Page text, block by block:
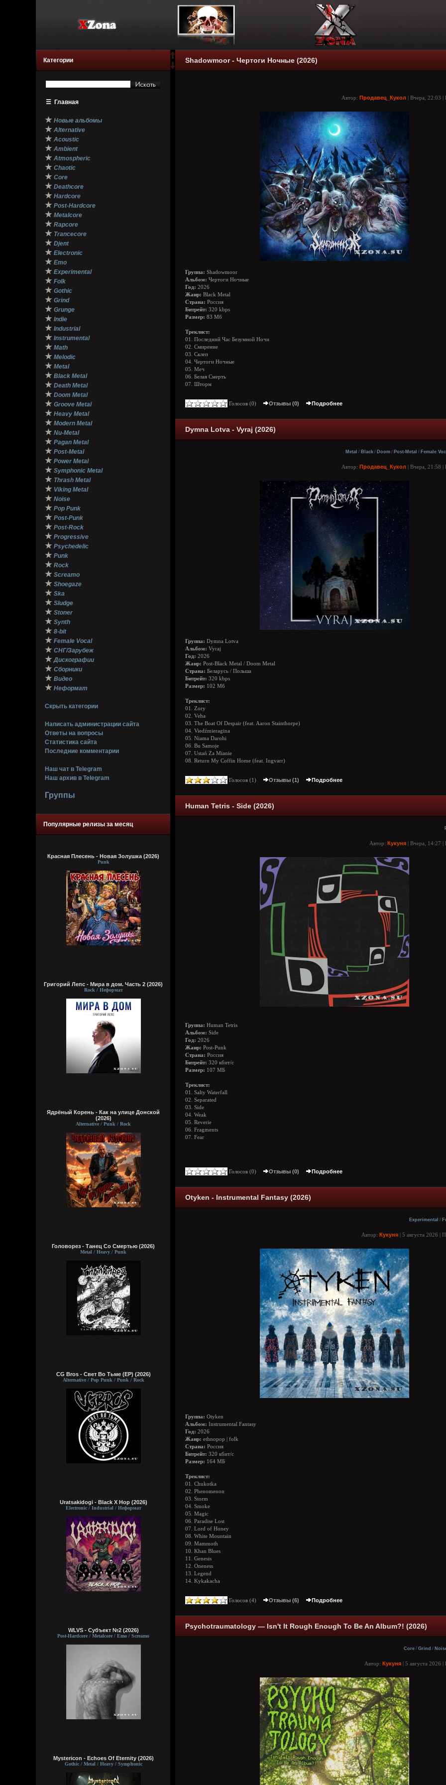
Категории
☰ Главная
★ Новые альбомы
★ Alternative
★ Acoustic
★ Ambient
★ Atmospheric
★ Chaotic
★ Core
★ Deathcore
★ Hardcore
★ Post-Hardcore
★ Metalcore
★ Rapcore
★ Trancecore
★ Djent
★ Electronic
★ Emo
★ Experimental
★ Folk
★ Gothic
★ Grind
★ Grunge
★ Indie
★ Industrial
★ Instrumental
★ Math
★ Melodic
★ Metal
★ Black Metal
★ Death Metal
★ Doom Metal
★ Groove Metal
★ Heavy Metal
★ Modern Metal
★ Nu-Metal
★ Pagan Metal
★ Post-Metal
★ Power Metal
★ Symphonic Metal
★ Thrash Metal
★ Viking Metal
★ Noise
★ Pop Punk
★ Post-Punk
★ Post-Rock
★ Progressive
★ Psychedelic
★ Punk
★ Rock
★ Screamo
★ Shoegaze
★ Ska
★ Sludge
★ Stoner
★ Synth
★ 8-bit
★ Female Vocal
★ СНГ/Зарубеж
★ Дискографии
★ Сборники
★ Видео
★ Неформат
Скрыть категории
Написать администрации сайта
Ответы на вопросы
Статистика сайта
Последние комментарии
Наш чат в Telegram
Наш архив в Telegram
Группы
Популярные релизы за месяц
Красная Плесень - Новая Золушка (2026)
Punk
Григорий Лепс - Мира в дом. Часть 2 (2026)
Rock / Неформат
Ядрёный Корень - Как на улице Донской
(2026)
Alternative / Punk / Rock
Головорез - Tанец Со Смертью (2026)
Metal / Heavy / Punk
CG Bros - Свет Во Тьме (EP) (2026)
Alternative / Pop Punk / Punk / Rock
Uratsakidogi - Black X Hop (2026)
Electronic / Industrial / Неформат
WLVS - Субъект №2 (2026)
Post-Hardcore / Metalcore / Emo / Screamo
Mystericon - Echoes Of Eternity (2026)
Gothic / Metal / Heavy / Symphonic
Shadowmoor - Чертоги Ночные (2026)
Автор: Продавец_Кукол | Вчера, 22:03
Группа: Shadowmoor
Альбом: Чертоги Ночные
Год: 2026
Жанр: Black Metal
Страна: Россия
Битрейт: 320 kbps
Размер: 83 Мб
Треклист:
01. Последний Час Безумной Ночи
02. Смирение
03. Склеп
04. Чертоги Ночные
05. Меч
06. Белая Смерть
07. Шторм
Голосов (0) Отзывы (0) Подробнее
Dymna Lotva - Vyraj (2026)
Metal / Black / Doom / Post-Metal / Female
Автор: Продавец_Кукол | Вчера, 21:58
Группа: Dymna Lotva
Альбом: Vyraj
Год: 2026
Жанр: Post-Black Metal / Doom Metal
Страна: Беларусь / Польша
Битрейт: 320 kbps
Размер: 102 Мб
Треклист:
01. Zory
02. Veha
03. The Boat Of Despair (feat. Aaron Stainthorpe)
04. Viedźmieragina
05. Niama Darohi
06. Bu Samoje
07. Ustań Za Mianie
08. Return My Coffin Home (feat. Ingvarr)
Голосов (1) Отзывы (1) Подробнее
Human Tetris - Side (2026)
Автор: Кукуня | Вчера, 14:27
Группа: Human Tetris
Альбом: Side
Год: 2026
Жанр: Post-Punk
Страна: Россия
Битрейт: 320 кбит/с
Размер: 107 МБ
Треклист:
01. Salty Waterfall
02. Separated
03. Side
04. Weak
05. Reverie
06. Fragments
07. Fear
Голосов (0) Отзывы (0) Подробнее
Otyken - Instrumental Fantasy (2026)
Experimental /
Автор: Кукуня | 5 августа 2026 |
Группа: Otyken
Альбом: Instrumental Fantasy
Год: 2026
Жанр: ethnopop | folk
Страна: Россия
Битрейт: 320 кбит/с
Размер: 164 МБ
Треклист:
01. Chukotka
02. Phenomenon
03. Storm
04. Smoke
05. Magic
06. Paradise Lost
07. Lord of Honey
08. White Mountain
09. Mammoth
10. Khan Blues
11. Genesis
12. Oneness
13. Legend
14. Kykakacha
Голосов (4) Отзывы (6) Подробнее
Psychotraumatology — Isn't It Rough Enough To Be An Album?! (2026)
Core / Grind /
Автор: Кукуня | 5 августа 2026